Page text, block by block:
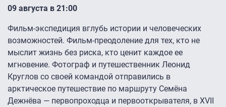
09 августа в 21:00
Фильм-экспедиция вглубь истории и человеческих
возможностей. Фильм-преодоление для тех, кто не
мыслит жизнь без риска, кто ценит каждое ее
мгновение. Фотограф и путешественник Леонид
Круглов со своей командой отправились в
арктическое путешествие по маршруту Семёна
Дежнёва — первопроходца и первооткрывателя, в XVII